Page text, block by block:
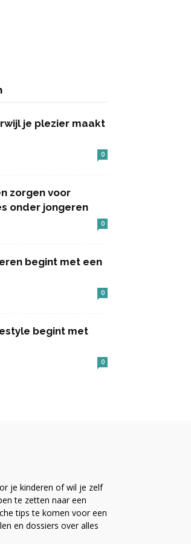
je plezier maakt
0
zorgen voor
onder jongeren
0
begint met een
0
begint met
0
je kinderen of wil je zelf
te zetten naar een
tips te komen voor een
en dossiers over alles